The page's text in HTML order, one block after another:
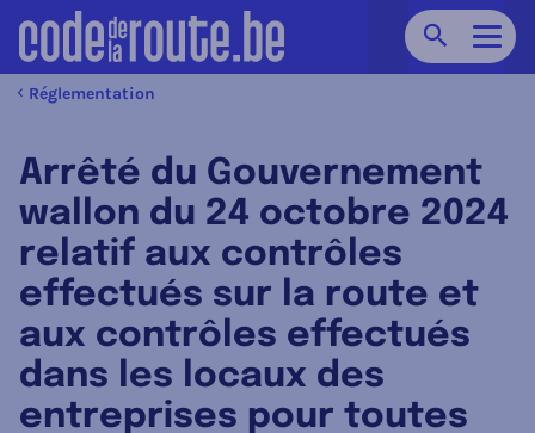
Chercher
Réglementation
Arrêté du Gouvernement
wallon du 24 octobre 2024
relatif aux contrôles
effectués sur la route et
aux contrôles effectués
dans les locaux des
entreprises pour toutes